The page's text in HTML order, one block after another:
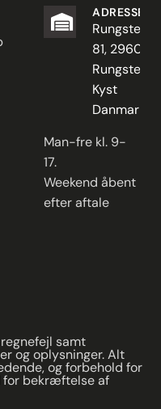
ADRESSE
81, 2960
Rungsted
Kyst
Danmark
Man-fre kl. 9-
17.
Weekend åbent
efter aftale
samt
og oplysninger. Alt
og forbehold for
for bekræftelse af